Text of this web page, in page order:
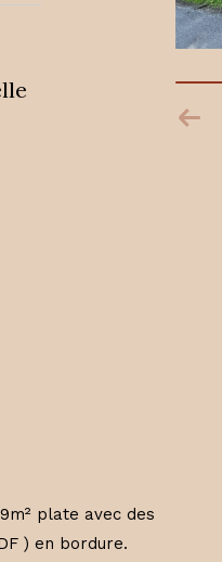
plate avec des
) en bordure.